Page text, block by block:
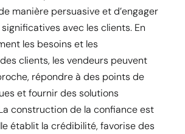
manière persuasive et d’engager
avec les clients. En
les besoins et les
clients, les vendeurs peuvent
répondre à des points de
et fournir des solutions
construction de la confiance est
établit la crédibilité, favorise des